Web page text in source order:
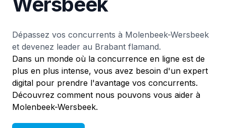
Dépassez vos concurrents à Molenbeek-Wersbeek
et devenez leader au Brabant flamand.
Dans un monde où la concurrence en ligne est de
plus en plus intense, vous avez besoin d'un expert
digital pour prendre l'avantage vos concurrents.
Découvrez comment nous pouvons vous aider à
Molenbeek-Wersbeek.